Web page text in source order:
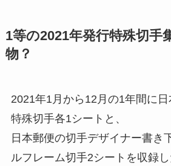
1等の2021年発行特殊切手
物？
2021年1月から12月の1年間に
特殊切手各1シートと、
日本郵便の切手デザイナー書き
ルフレーム切手2シートを収録し